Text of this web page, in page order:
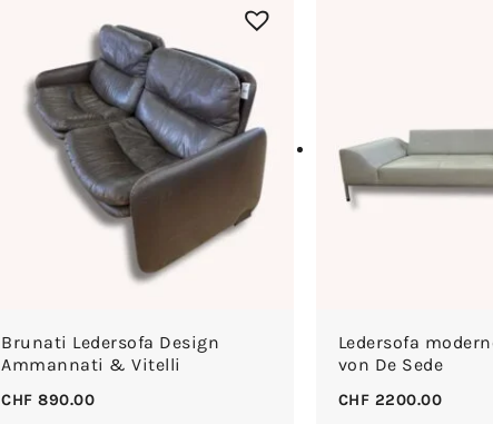
Brunati Ledersofa Design
Ammannati & Vitelli
CHF 890.00
Ledersofa
von De Sede
CHF 2200.00